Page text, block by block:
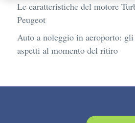
Le caratteristiche del motore
Peugeot
Auto a noleggio in aeroporto:
aspetti al momento del ritiro